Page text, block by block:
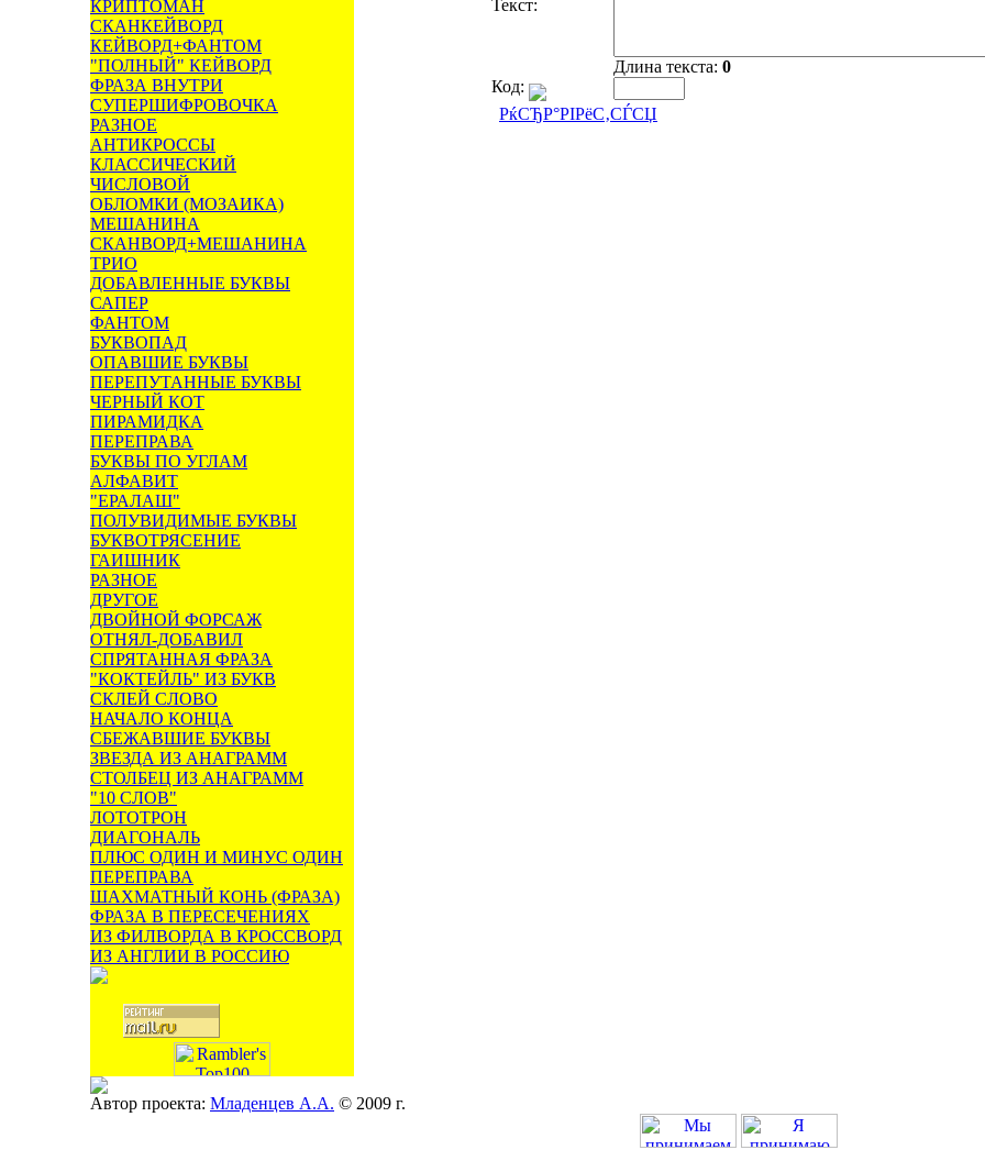
КРИПТОМАН
СКАНКЕЙВОРД
КЕЙВОРД+ФАНТОМ
"ПОЛНЫЙ" КЕЙВОРД
ФРАЗА ВНУТРИ
СУПЕРШИФРОВОЧКА
РАЗНОЕ
АНТИКРОССЫ
КЛАССИЧЕСКИЙ
ЧИСЛОВОЙ
ОБЛОМКИ (МОЗАИКА)
МЕШАНИНА
СКАНВОРД+МЕШАНИНА
ТРИО
ДОБАВЛЕННЫЕ БУКВЫ
САПЕР
ФАНТОМ
БУКВОПАД
ОПАВШИЕ БУКВЫ
ПЕРЕПУТАННЫЕ БУКВЫ
ЧЕРНЫЙ КОТ
ПИРАМИДКА
ПЕРЕПРАВА
БУКВЫ ПО УГЛАМ
АЛФАВИТ
"ЕРАЛАШ"
ПОЛУВИДИМЫЕ БУКВЫ
БУКВОТРЯСЕНИЕ
ГАИШНИК
РАЗНОЕ
ДРУГОЕ
ДВОЙНОЙ ФОРСАЖ
ОТНЯЛ-ДОБАВИЛ
СПРЯТАННАЯ ФРАЗА
"КОКТЕЙЛЬ" ИЗ БУКВ
СКЛЕЙ СЛОВО
НАЧАЛО КОНЦА
СБЕЖАВШИЕ БУКВЫ
ЗВЕЗДА ИЗ АНАГРАММ
СТОЛБЕЦ ИЗ АНАГРАММ
"10 СЛОВ"
ЛОТОТРОН
ДИАГОНАЛЬ
ПЛЮС ОДИН И МИНУС ОДИН
ПЕРЕПРАВА
ШАХМАТНЫЙ КОНЬ (ФРАЗА)
ФРАЗА В ПЕРЕСЕЧЕНИЯХ
ИЗ ФИЛВОРДА В КРОССВОРД
ИЗ АНГЛИИ В РОССИЮ
Текст:
Длина текста: 0
Код:
РќСЂР°РІРёС‚СЃСЏ
Автор проекта: Младенцев А.А. © 2009 г.